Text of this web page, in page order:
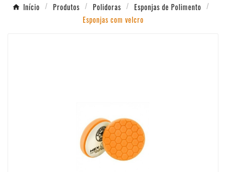
Início Produtos Polidoras
Esponjas de Polimento
Esponjas com velcro